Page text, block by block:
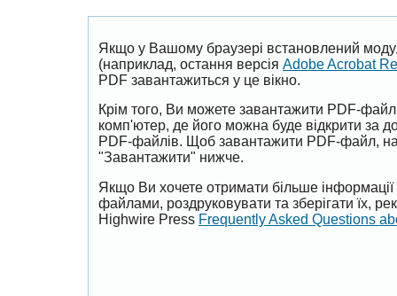
Якщо у Вашому браузері встановлений
(наприклад, остання версія Adobe Acrobat
PDF завантажиться у це вікно.
Крім того, Ви можете завантажити PDF-
комп'ютер, де його можна буде відкрити за
PDF-файлів. Щоб завантажити PDF-файл,
"Завантажити" нижче.
Якщо Ви хочете отримати більше
файлами, роздруковувати та зберігати їх,
Highwire Press Frequently Asked Questions